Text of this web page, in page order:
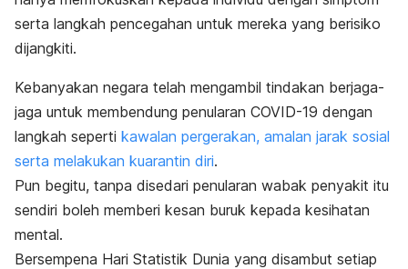
serta langkah pencegahan untuk mereka yang berisiko
dijangkiti.
Kebanyakan negara telah mengambil tindakan berjaga-
jaga untuk membendung penularan COVID-19 dengan
langkah seperti kawalan pergerakan, amalan jarak sosial
serta melakukan kuarantin diri.
Pun begitu, tanpa disedari penularan wabak penyakit itu
sendiri boleh memberi kesan buruk kepada kesihatan
mental.
Bersempena Hari Statistik Dunia yang disambut setiap